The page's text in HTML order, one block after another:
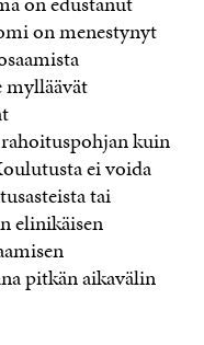
on menestynyt
mylläävät
kuin
ei voida
tai
elinikäisen
pitkän aikavälin